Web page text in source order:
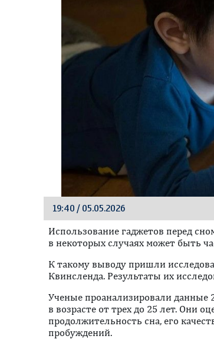
19:40 / 05.05.2026
Использование гаджетов перед
в некоторых случаях может быть
К такому выводу пришли
Квинсленда. Результаты их
Ученые проанализировали данные
в возрасте от трех до 25 лет. Они
продолжительность сна, его
пробуждений.